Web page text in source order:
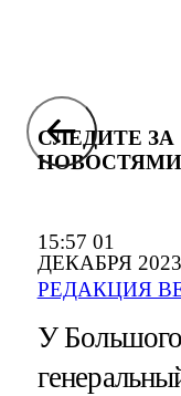
15:57 01
ДЕКАБРЯ 2023
РЕДАКЦИЯ
СЛЕДИТЕ ЗА
У Большого